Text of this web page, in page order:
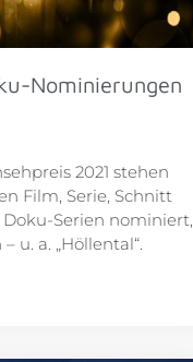
Nominierungen
2021 stehen
Film, Serie, Schnitt
Serien nominiert,
u. a. „Höllental“.